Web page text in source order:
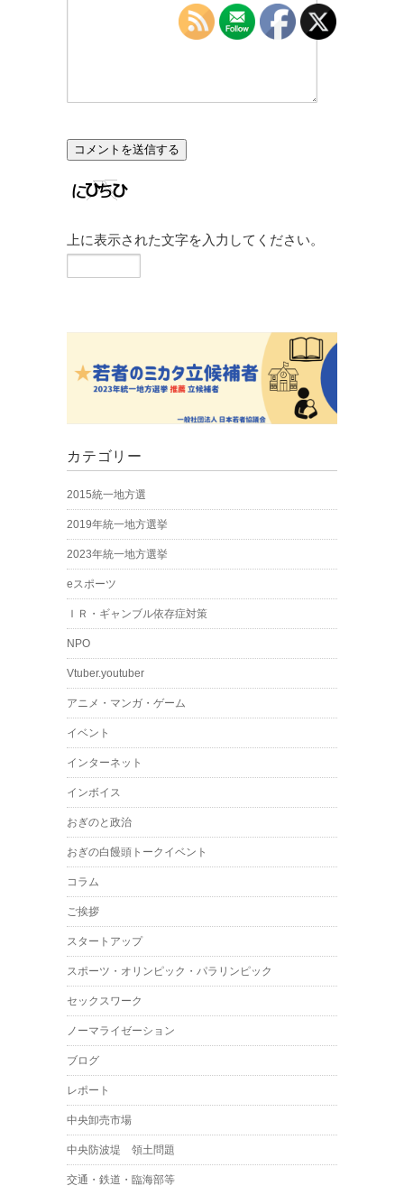
上に表示された文字を入力してください。
カテゴリー
2015統一地方選
2019年統一地方選挙
2023年統一地方選挙
eスポーツ
ＩＲ・ギャンブル依存症対策
NPO
Vtuber.youtuber
アニメ・マンガ・ゲーム
イベント
インターネット
インボイス
おぎのと政治
おぎの白饅頭トークイベント
コラム
ご挨拶
スタートアップ
スポーツ・オリンピック・パラリンピック
セックスワーク
ノーマライゼーション
ブログ
レポート
中央卸売市場
中央防波堤 領土問題
交通・鉄道・臨海部等